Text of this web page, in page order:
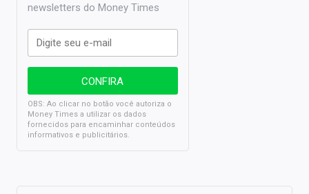
newsletters do Money Times
OBS: Ao clicar no botão você autoriza o
Money Times a utilizar os dados
fornecidos para encaminhar conteúdos
informativos e publicitários.